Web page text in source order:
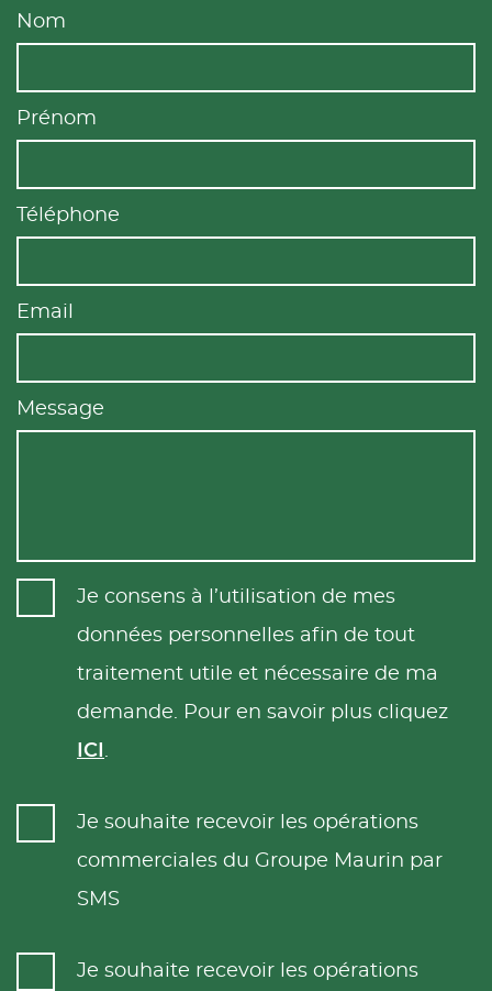
Nom
Prénom
Téléphone
Email
Message
Je consens à l’utilisation de mes
données personnelles afin de tout
traitement utile et nécessaire de ma
demande. Pour en savoir plus cliquez
ICI .
Je souhaite recevoir les opérations
commerciales du Groupe Maurin par
SMS
Je souhaite recevoir les opérations